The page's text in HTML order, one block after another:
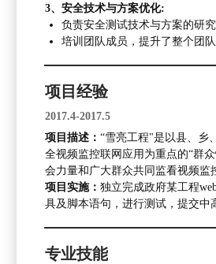
3、安全技术与方案优化:
负责安全测试技术与方案的研
培训团队成员，提升了整个团
项目经验
2017.4-2017.5
项目描述： “雪亮工程"是以县、乡
全视频监控联网应用为重点的“群
会力量和广大群众共同监看视频监
项目实施： 独立完成政府某工程
具及脚本语句，进行测试，提交中
专业技能